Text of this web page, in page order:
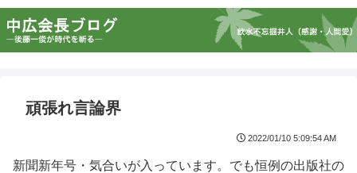
頑張れ言論界
2022/01/10 5:09:54 AM
新聞新年号・気合いが入っています。でも恒例の出版社の